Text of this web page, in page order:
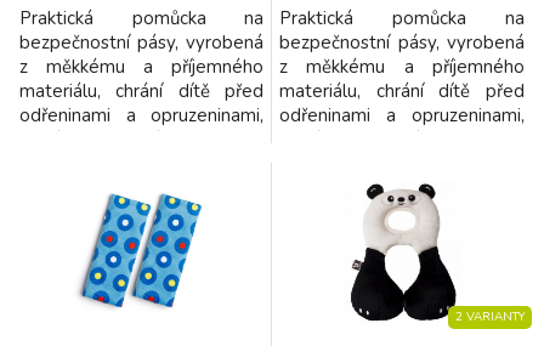
Praktická pomůcka na
bezpečnostní pásy, vyrobená
z měkkému a příjemného
materiálu, chrání dítě před
odřeninami a opruzeninami,
motivem Disney zpříjemní
Vašemu dítěti cestování.
Zapínání na suchý zip.
Rozměry: 20x8x3,2 cm.
Balení obsahuje 1 ks. Licenční
Praktická pomůcka na
bezpečnostní pásy, vyrobená
z měkkému a příjemného
materiálu, chrání dítě před
odřeninami a opruzeninami,
motivem Disney zpříjemní
Vašemu dítěti cestování.
Zapínání na suchý zip.
Rozměry: 20x8x3,2 cm.
Balení obsahuje 1 ks. Licenční
2 VARIANTY